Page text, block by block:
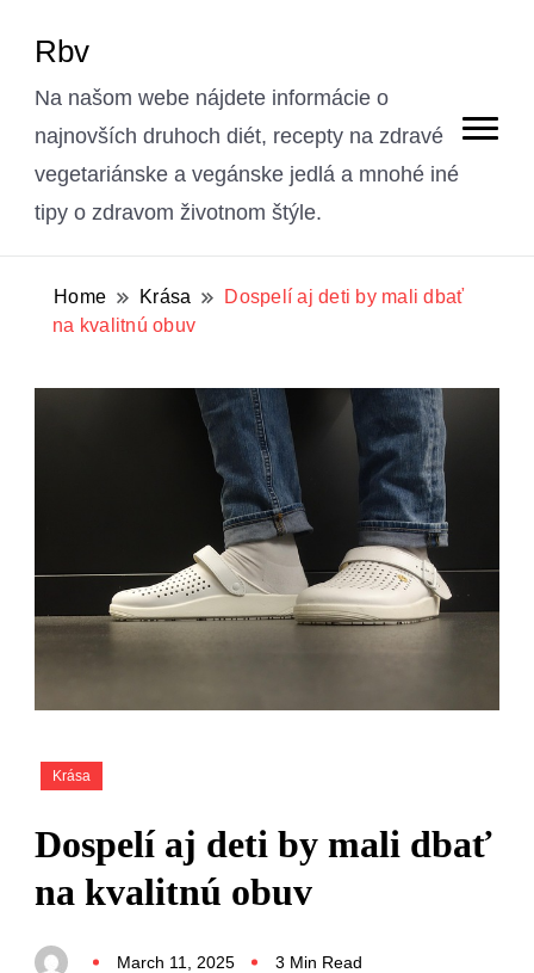
Rbv
Na našom webe nájdete informácie o
najnovších druhoch diét, recepty na zdravé
vegetariánske a vegánske jedlá a mnohé iné
tipy o zdravom životnom štýle.
Home Krása
Dospelí aj deti by mali dbať
na kvalitnú obuv
Krása
Dospelí aj deti by mali dbať
na kvalitnú obuv
March 11, 2025 3 Min Read